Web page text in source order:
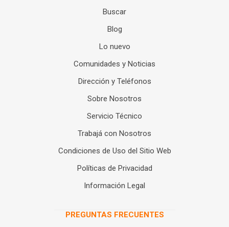
Buscar
Blog
Lo nuevo
Comunidades y Noticias
Dirección y Teléfonos
Sobre Nosotros
Servicio Técnico
Trabajá con Nosotros
Condiciones de Uso del Sitio Web
Políticas de Privacidad
Información Legal
PREGUNTAS FRECUENTES